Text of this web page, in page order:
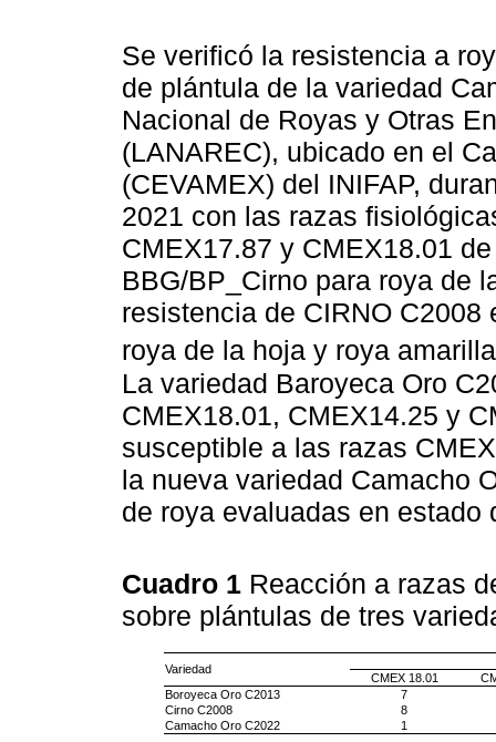
Se verificó la resistencia a
de plántula de la variedad
Nacional de Royas y Otras
(LANAREC), ubicado en el
(CEVAMEX) del INIFAP,
2021 con las razas
CMEX17.87 y CMEX18.01
BBG/BP_Cirno para roya de
resistencia de CIRNO
roya de la hoja y roya
La variedad Baroyeca Oro
CMEX18.01, CMEX14.25 y
susceptible a las razas
la nueva variedad Camacho
de roya evaluadas en
Cuadro 1 Reacción a razas
sobre plántulas de tres
Variedad
CMEX 18.01
Boroyeca Oro C2013
7
Cirno C2008
8
Camacho Oro C2022
1